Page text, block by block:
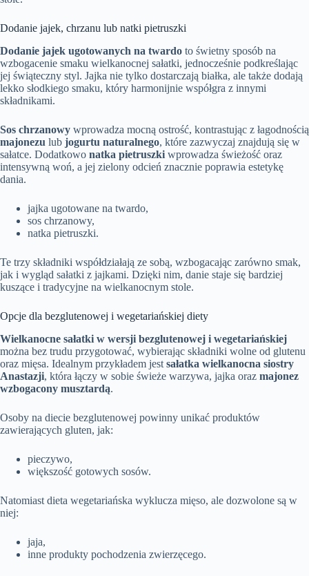
Dodanie jajek, chrzanu lub natki pietruszki
Dodanie jajek ugotowanych na twardo to świetny sposób na
wzbogacenie smaku wielkanocnej sałatki, jednocześnie podkreślając
jej świąteczny styl. Jajka nie tylko dostarczają białka, ale także dodają
lekko słodkiego smaku, który harmonijnie współgra z innymi
składnikami.
Sos chrzanowy wprowadza mocną ostrość, kontrastując z łagodnością
majonezu lub jogurtu naturalnego, które zazwyczaj znajdują się w
sałatce. Dodatkowo natka pietruszki wprowadza świeżość oraz
intensywną woń, a jej zielony odcień znacznie poprawia estetykę
dania.
jajka ugotowane na twardo,
sos chrzanowy,
natka pietruszki.
Te trzy składniki współdziałają ze sobą, wzbogacając zarówno smak,
jak i wygląd sałatki z jajkami. Dzięki nim, danie staje się bardziej
kuszące i tradycyjne na wielkanocnym stole.
Opcje dla bezglutenowej i wegetariańskiej diety
Wielkanocne sałatki w wersji bezglutenowej i wegetariańskiej
można bez trudu przygotować, wybierając składniki wolne od glutenu
oraz mięsa. Idealnym przykładem jest sałatka wielkanocna siostry
Anastazji, która łączy w sobie świeże warzywa, jajka oraz majonez
wzbogacony musztardą.
Osoby na diecie bezglutenowej powinny unikać produktów
zawierających gluten, jak:
pieczywo,
większość gotowych sosów.
Natomiast dieta wegetariańska wyklucza mięso, ale dozwolone są w
niej:
jaja,
inne produkty pochodzenia zwierzęcego.